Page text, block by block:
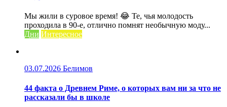
Мы жили в суровое время! 😂 Те, чья молодость
проходила в 90-е, отлично помнят необычную моду...
Дни Интересное
03.07.2026 Белимов
44 факта о Древнем Риме, о которых вам ни за что не
рассказали бы в школе